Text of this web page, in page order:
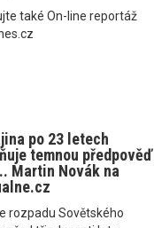
také On-line reportáž
po 23 letech
temnou předpověď
Martin Novák na
rozpadu Sovětského